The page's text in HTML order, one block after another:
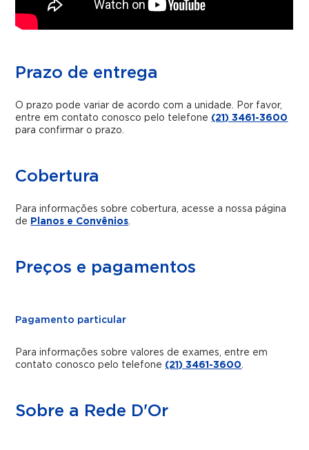
Prazo de entrega
O prazo pode variar de acordo com a unidade. Por favor,
entre em contato conosco pelo telefone (21) 3461-3600
para confirmar o prazo.
Cobertura
Para informações sobre cobertura, acesse a nossa página
de Planos e Convênios.
Preços e pagamentos
Pagamento particular
Para informações sobre valores de exames, entre em
contato conosco pelo telefone (21) 3461-3600.
Sobre a Rede D'Or